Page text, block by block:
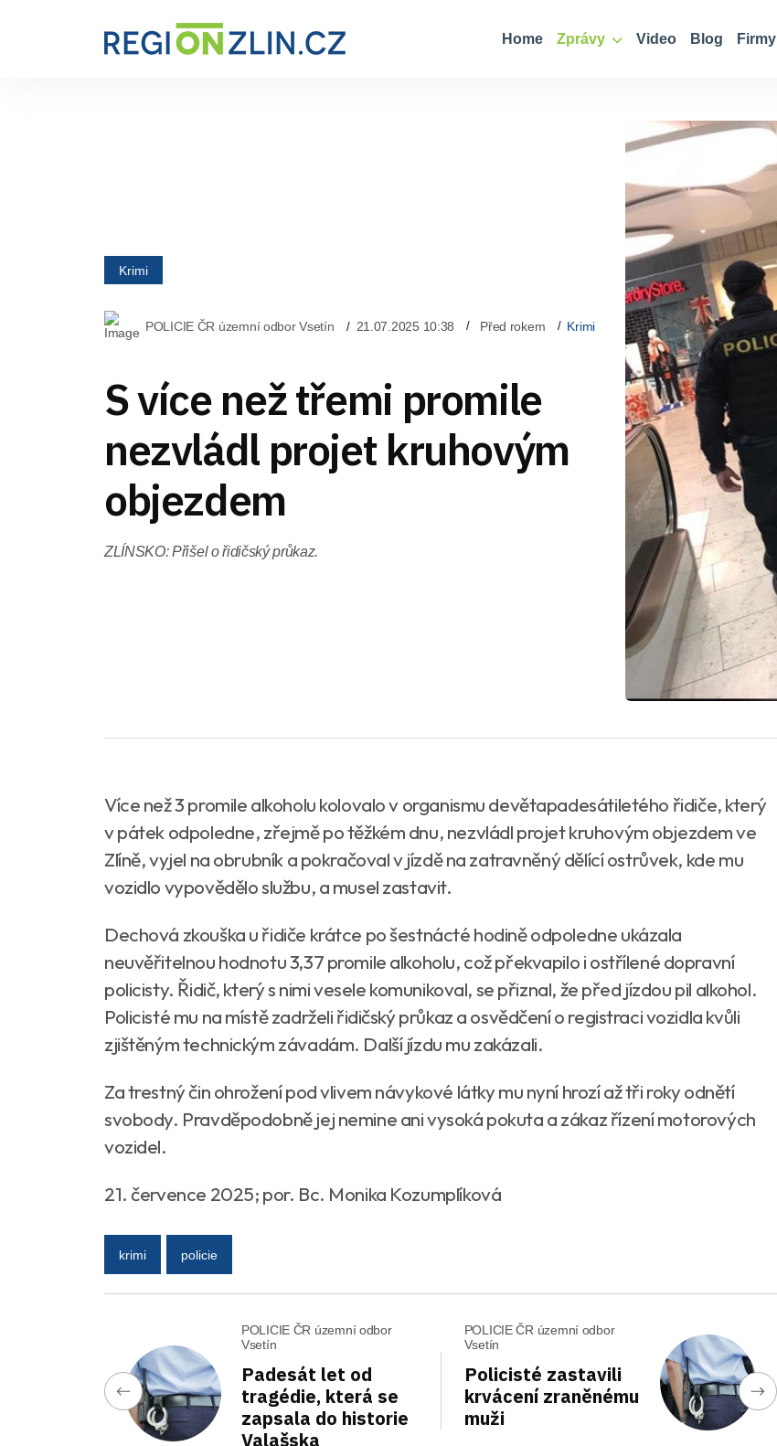
Home Zprávy Video Blog Firmy
Krimi
POLICIE ČR územní odbor Vsetín 21.07.2025 10:38 Před rokem Krimi
S více než třemi promile
nezvládl projet kruhovým
objezdem
ZLÍNSKO: Přišel o řidičský průkaz.
Více než 3 promile alkoholu kolovalo v organismu devětapadesátiletého řidiče, který
v pátek odpoledne, zřejmě po těžkém dnu, nezvládl projet kruhovým objezdem ve
Zlíně, vyjel na obrubník a pokračoval v jízdě na zatravněný dělící ostrůvek, kde mu
vozidlo vypovědělo službu, a musel zastavit.
Dechová zkouška u řidiče krátce po šestnácté hodině odpoledne ukázala
neuvěřitelnou hodnotu 3,37 promile alkoholu, což překvapilo i ostřílené dopravní
policisty. Řidič, který s nimi vesele komunikoval, se přiznal, že před jízdou pil alkohol.
Policisté mu na místě zadrželi řidičský průkaz a osvědčení o registraci vozidla kvůli
zjištěným technickým závadám. Další jízdu mu zakázali.
Za trestný čin ohrožení pod vlivem návykové látky mu nyní hrozí až tři roky odnětí
svobody. Pravděpodobně jej nemine ani vysoká pokuta a zákaz řízení motorových
vozidel.
21. července 2025; por. Bc. Monika Kozumplíková
krimi policie
POLICIE ČR územní odbor
Vsetín
Padesát let od
tragédie, která se
zapsala do historie
Valašska
POLICIE ČR územní odbor
Vsetín
Policisté zastavili
krvácení zraněnému
muži